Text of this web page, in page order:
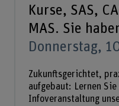
Kurse, SAS,
MAS. Sie
Donnerstag,
Zukunftsgerichtet,
aufgebaut: Lernen Sie
Infoveranstaltung